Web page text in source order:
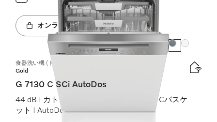
オンラインショップへ
カラー:カラー:
食器洗い機 (ドア材取付専用タイプ)
Gold
G 7130 C SCi AutoDos
44 dB I カトラリートレイ I ExtraComfort Cバスケ
ット I AutoDos I Miele@home